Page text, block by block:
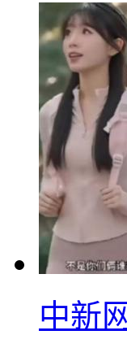
中新